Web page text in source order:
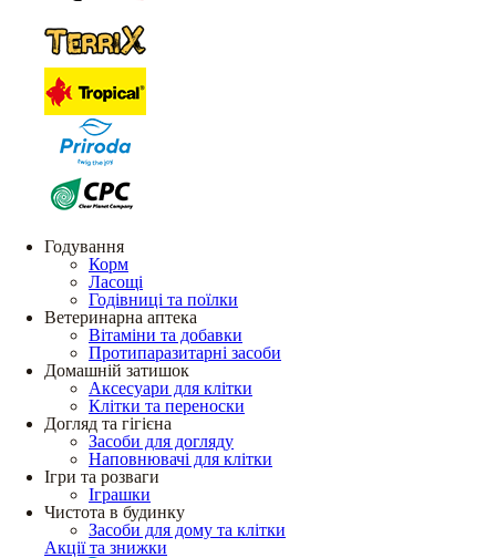
Годування
Корм
Ласощі
Годівниці та поїлки
Ветеринарна аптека
Вітаміни та добавки
Протипаразитарні засоби
Домашній затишок
Аксесуари для клітки
Клітки та переноски
Догляд та гігієна
Засоби для догляду
Наповнювачі для клітки
Ігри та розваги
Іграшки
Чистота в будинку
Засоби для дому та клітки
Акції та знижки